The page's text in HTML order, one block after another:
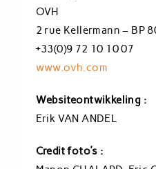
OVH
2 rue Kellermann – BP
+33(0)9 72 10 10 07
www.ovh.com
Websiteontwikkeling :
Erik VAN ANDEL
Credit foto’s :